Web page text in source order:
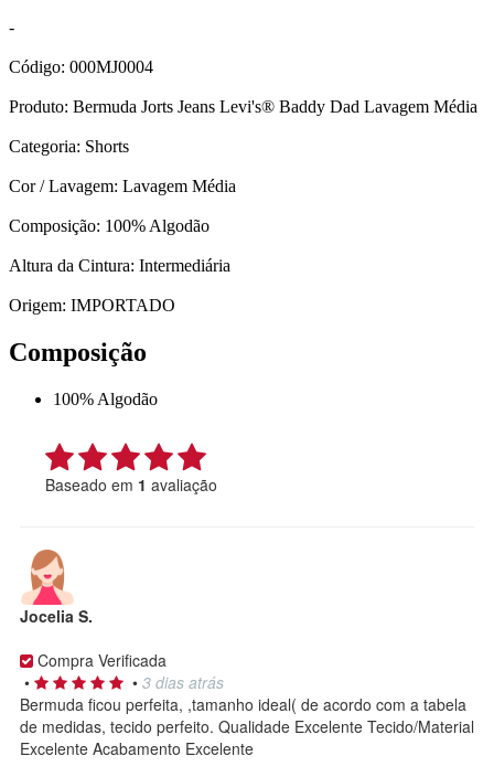
-
Código: 000MJ0004
Produto: Bermuda Jorts Jeans Levi's® Baddy Dad Lavagem Média
Categoria: Shorts
Cor / Lavagem: Lavagem Média
Composição: 100% Algodão
Altura da Cintura: Intermediária
Origem: IMPORTADO
Composição
100% Algodão
Baseado em 1 avaliação
Jocelia S.
Compra Verificada
•
• 3 dias atrás
Bermuda ficou perfeita, ,tamanho ideal( de acordo com a tabela
de medidas, tecido perfeito. Qualidade Excelente Tecido/Material
Excelente Acabamento Excelente